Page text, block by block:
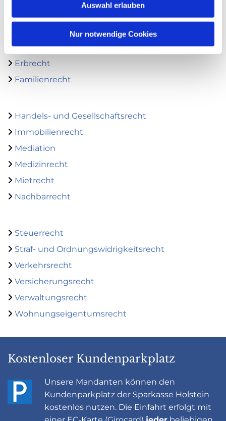
Auswahl erlauben
Nur notwendige Cookies
 Arbeitsrecht
Bank- und Kapitalmarktrecht
 Bau- und Architektenrecht
 Erbrecht
 Familienrecht
 Handels- und Gesellschaftsrecht
 Immobilienrecht
 Mediation
 Medizinrecht
 Mietrecht
 Nachbarrecht
 Steuerrecht
 Straf- und Ordnungswidrigkeitsrecht
 Verkehrsrecht
 Versicherungsrecht
 Verwaltungsrecht
 Wohnungseigentumsrecht
Kostenloser Kundenparkplatz
Unsere Mandanten können den
Kundenparkplatz der Sparkasse Holstein
kostenlos nutzen. Die Einfahrt erfolgt mit